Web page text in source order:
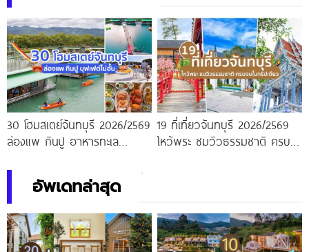
30 โฮมสเตย์จันทบุรี 2026/2569
ล่องแพ กินปู อาหารทะเล
ทอน
19 ที่เที่ยวจันทบุรี 2026/2569
ไหว้พระ ชมวิวธรรมชาติ ครบ
อัพเดทล่าสุด